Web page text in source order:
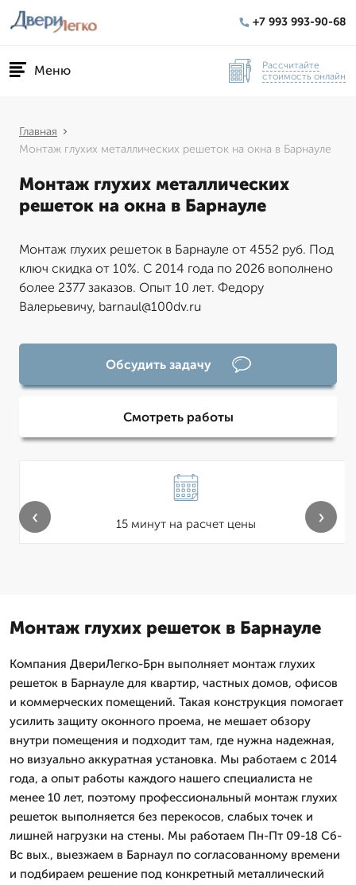
+7 993 993-90-68
Меню
Рассчитайте
стоимость онлайн
Главная
Монтаж глухих металлических решеток на окна в Барнауле
Монтаж глухих металлических
решеток на окна в Барнауле
Монтаж глухих решеток в Барнауле от 4552 руб. Под
ключ скидка от 10%. С 2014 года по 2026 вополнено
более 2377 заказов. Опыт 10 лет. Федору
Валерьевичу, barnaul@100dv.ru
Обсудить задачу
Смотреть работы
15 минут на расчет цены
‹ ›
Монтаж глухих решеток в Барнауле
Компания ДвериЛегко-Брн выполняет монтаж глухих
решеток в Барнауле для квартир, частных домов, офисов
и коммерческих помещений. Такая конструкция помогает
усилить защиту оконного проема, не мешает обзору
внутри помещения и подходит там, где нужна надежная,
но визуально аккуратная установка. Мы работаем с 2014
года, а опыт работы каждого нашего специалиста не
менее 10 лет, поэтому профессиональный монтаж глухих
решеток выполняется без перекосов, слабых точек и
лишней нагрузки на стены. Мы работаем Пн-Пт 09-18 Сб-
Вс вых., выезжаем в Барнаул по согласованному времени
и подбираем решение под конкретный металлический